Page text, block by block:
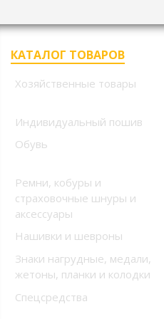
КАТАЛОГ ТОВАРОВ
Хозяйственные товары
Индивидуальный пошив
Обувь
Ремни, кобуры и
страховочные шнуры и
аксессуары
Нашивки и шевроны
Знаки нагрудные, медали,
жетоны, планки и колодки
Спецсредства